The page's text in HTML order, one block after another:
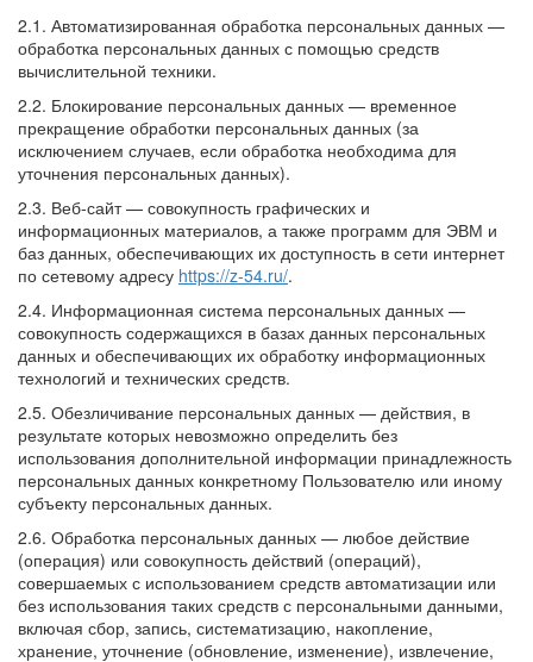
2.1. Автоматизированная обработка персональных данных —
обработка персональных данных с помощью средств
вычислительной техники.
2.2. Блокирование персональных данных — временное
прекращение обработки персональных данных (за
исключением случаев, если обработка необходима для
уточнения персональных данных).
2.3. Веб-сайт — совокупность графических и
информационных материалов, а также программ для ЭВМ и
баз данных, обеспечивающих их доступность в сети интернет
по сетевому адресу https://z-54.ru/.
2.4. Информационная система персональных данных —
совокупность содержащихся в базах данных персональных
данных и обеспечивающих их обработку информационных
технологий и технических средств.
2.5. Обезличивание персональных данных — действия, в
результате которых невозможно определить без
использования дополнительной информации принадлежность
персональных данных конкретному Пользователю или иному
субъекту персональных данных.
2.6. Обработка персональных данных — любое действие
(операция) или совокупность действий (операций),
совершаемых с использованием средств автоматизации или
без использования таких средств с персональными данными,
включая сбор, запись, систематизацию, накопление,
хранение, уточнение (обновление, изменение), извлечение,